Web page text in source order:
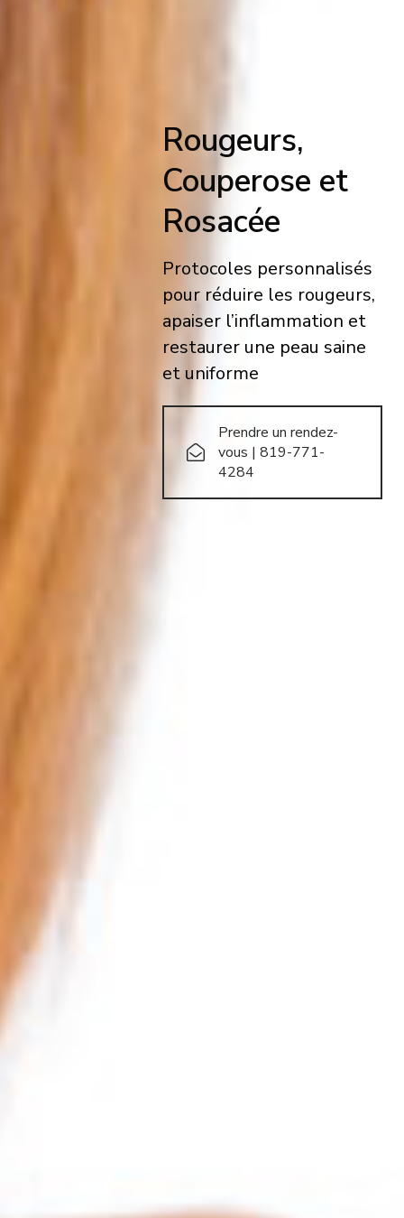
Rougeurs,
Couperose et
Rosacée
Protocoles personnalisés
pour réduire les rougeurs,
apaiser l’inflammation et
restaurer une peau saine
et uniforme
Prendre un rendez-
vous | 819-771-
4284